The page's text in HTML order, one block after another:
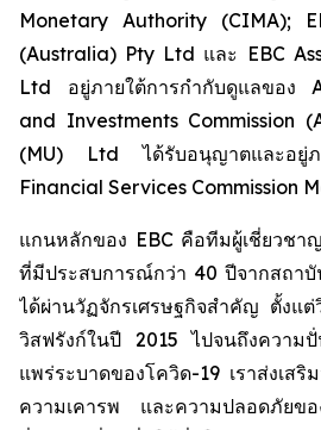
Monetary Authority (CIMA);
(Australia) Pty Ltd และ EBC
Ltd อยู่ภายใต้การกำกับดูแลของ
and Investments Commission
(MU) Ltd ได้รับอนุญาตและอยู่ภ
Financial Services Commission
แกนหลักของ EBC คือทีมผู้เชี่ยวชา
ที่มีประสบการณ์กว่า 40 ปีจากสถาบั
ได้ผ่านวัฏจักรเศรษฐกิจสำคัญ ตั้งแ
วิสฟรังก์ในปี 2015 ไปจนถึงความ
แพร่ระบาดของโควิด-19 เราส่งเส
ความเคารพ และความปลอดภัยขอ